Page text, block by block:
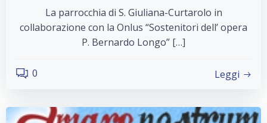
La parrocchia di S. Giuliana-Curtarolo in
collaborazione con la Onlus “Sostenitori dell’ opera
P. Bernardo Longo” […]
0 Leggi